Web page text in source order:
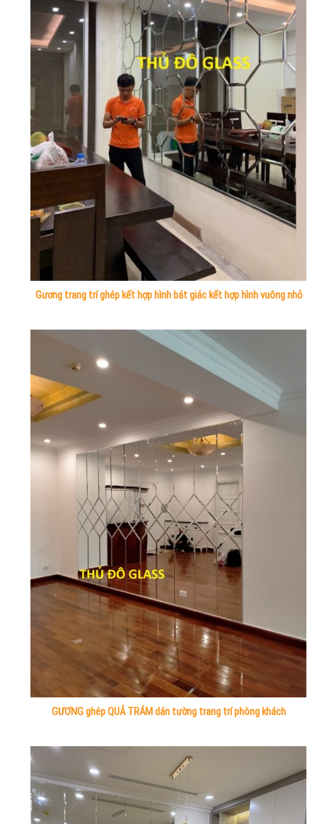
Gương trang trí ghép kết hợp hình bát giác kết hợp hình vuông nhỏ
GƯƠNG ghép QUẢ TRÁM dán tường trang trí phòng khách